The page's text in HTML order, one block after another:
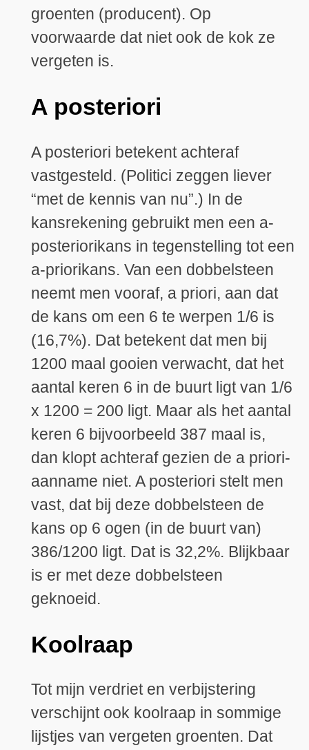
groenten (producent). Op
voorwaarde dat niet ook de kok ze
vergeten is.
A posteriori
A posteriori betekent achteraf
vastgesteld. (Politici zeggen liever
“met de kennis van nu”.) In de
kansrekening gebruikt men een a-
posteriorikans in tegenstelling tot een
a-priorikans. Van een dobbelsteen
neemt men vooraf, a priori, aan dat
de kans om een 6 te werpen 1/6 is
(16,7%). Dat betekent dat men bij
1200 maal gooien verwacht, dat het
aantal keren 6 in de buurt ligt van 1/6
x 1200 = 200 ligt. Maar als het aantal
keren 6 bijvoorbeeld 387 maal is,
dan klopt achteraf gezien de a priori-
aanname niet. A posteriori stelt men
vast, dat bij deze dobbelsteen de
kans op 6 ogen (in de buurt van)
386/1200 ligt. Dat is 32,2%. Blijkbaar
is er met deze dobbelsteen
geknoeid.
Koolraap
Tot mijn verdriet en verbijstering
verschijnt ook koolraap in sommige
lijstjes van vergeten groenten. Dat